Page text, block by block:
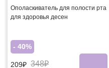
Ополаскиватель для полости рта
для здоровья десен
- 40%
209₽ 348₽